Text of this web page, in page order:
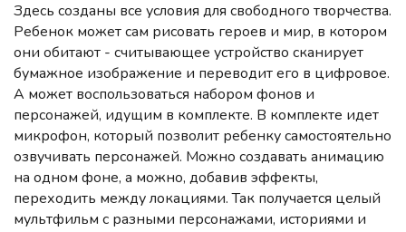
Здесь созданы все условия для свободного творчества.
Ребенок может сам рисовать героев и мир, в котором
они обитают - считывающее устройство сканирует
бумажное изображение и переводит его в цифровое.
А может воспользоваться набором фонов и
персонажей, идущим в комплекте. В комплекте идет
микрофон, который позволит ребенку самостоятельно
озвучивать персонажей. Можно создавать анимацию
на одном фоне, а можно, добавив эффекты,
переходить между локациями. Так получается целый
мультфильм с разными персонажами, историями и